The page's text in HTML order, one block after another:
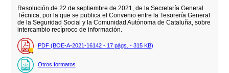
Resolución de 22 de septiembre de 2021, de la Secretaría General
Técnica, por la que se publica el Convenio entre la Tesorería General
de la Seguridad Social y la Comunidad Autónoma de Cataluña, sobre
intercambio recíproco de información.
PDF (BOE-A-2021-16142 - 17 págs. - 315 KB)
Otros formatos